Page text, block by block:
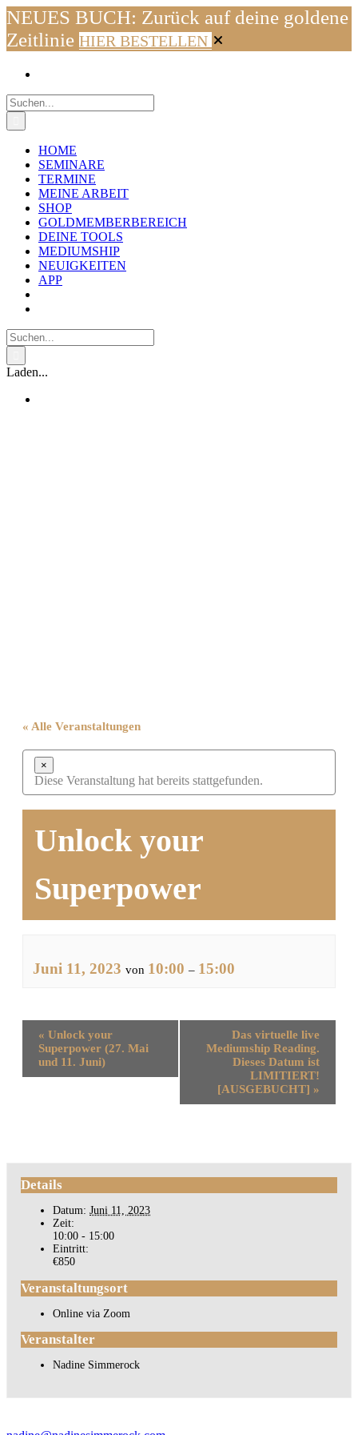
NEUES BUCH: Zurück auf deine goldene
Zeitlinie HIER BESTELLEN
Inhalt
Facebook
Instagram
YouTube
WhatsApp
Suche
nach:
HOME
SEMINARE
TERMINE
MEINE ARBEIT
SHOP
GOLDMEMBERBEREICH
DEINE TOOLS
MEDIUMSHIP
NEUIGKEITEN
APP
Suche
nach:
Laden...
« Alle Veranstaltungen
×
Diese Veranstaltung hat bereits stattgefunden.
Unlock your
Superpower
Juni 11, 2023 von 10:00 – 15:00
Veranstaltung-
Navigation
« Unlock your
Superpower (27. Mai
und 11. Juni)
Das virtuelle live
Mediumship Reading.
Dieses Datum ist
LIMITIERT!
[AUSGEBUCHT] »
Details
Datum: Juni 11, 2023
Zeit:
10:00 - 15:00
Eintritt:
€850
Veranstaltungsort
Online via Zoom
Veranstalter
Nadine Simmerock